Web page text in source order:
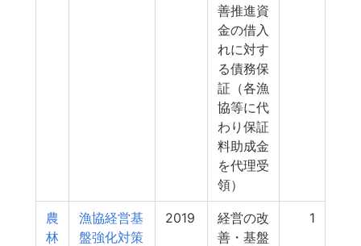
善推進資
金の借入
れに対す
る債務保
証（各漁
協等に代
わり保証
料助成金
を代理受
領）
農
林
漁協経営基
盤強化対策
2019
経営の改
善・基盤
1